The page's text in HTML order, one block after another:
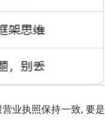
业执照保持一致, 要是